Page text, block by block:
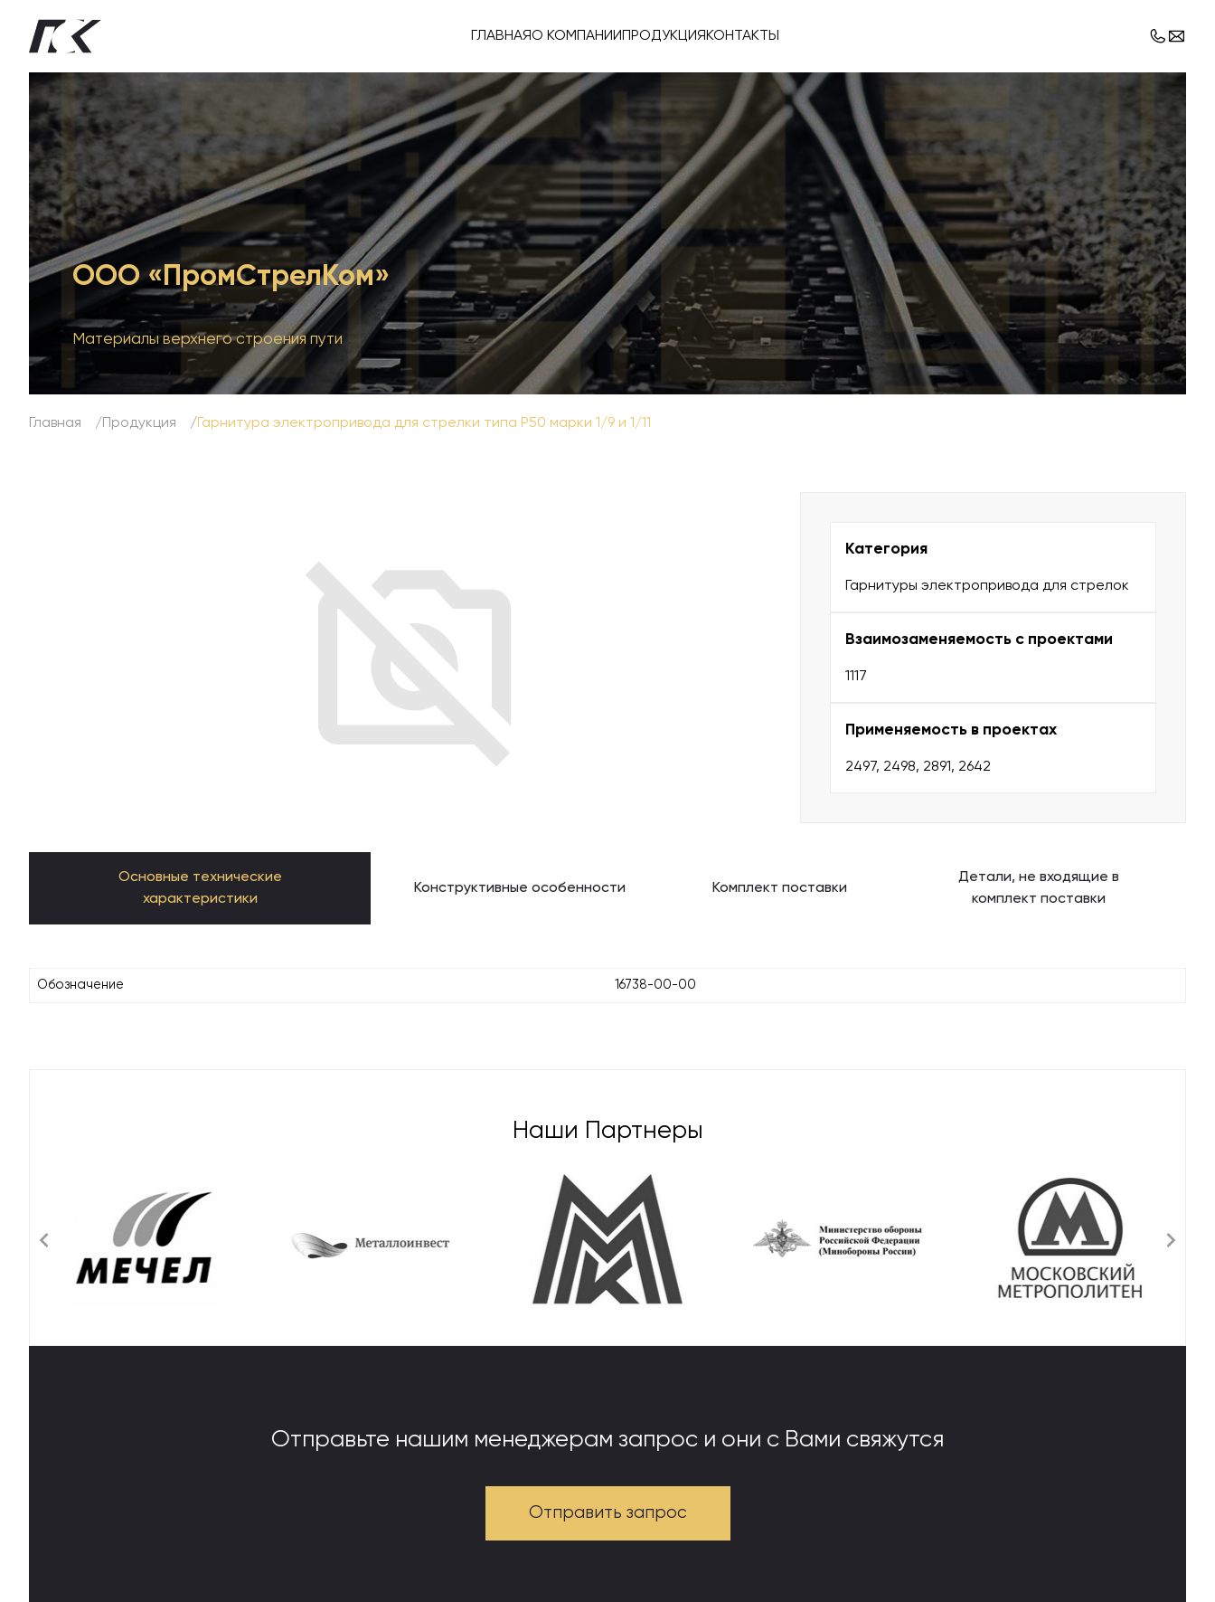
ГЛАВНАЯО КОМПАНИИ ПРОДУКЦИЯ КОНТАКТЫ
ООО «ПромСтрелКом»
Материалы верхнего строения пути
Главная Продукция Гарнитура электропривода для стрелки типа Р50 марки 1/9 и 1/11
Категория
Гарнитуры электропривода для стрелок
Взаимозаменяемость с проектами
1117
Применяемость в проектах
2497, 2498, 2891, 2642
Основные технические
характеристики
Конструктивные особенности Комплект поставки
Детали, не входящие в
комплект поставки
Обозначение 16738-00-00
Наши Партнеры
Отправьте нашим менеджерам запрос и они с Вами свяжутся
Отправить запрос